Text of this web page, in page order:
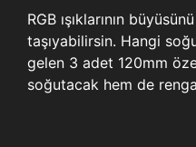
RGB ışıklarının
taşıyabilirsin. Hangi
gelen 3 adet 120mm
soğutacak hem de